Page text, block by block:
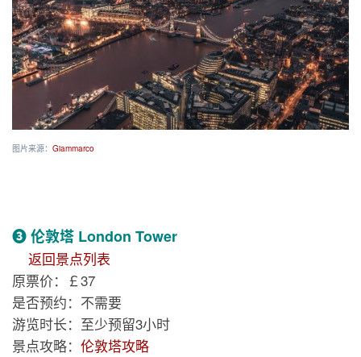
图片来源： Giammarco
❸ 伦敦塔 London Tower
返回景点列表
原票价：￡37
是否预约：不需要
游览时长：至少预留3小时
景点攻略： 伦敦塔攻略